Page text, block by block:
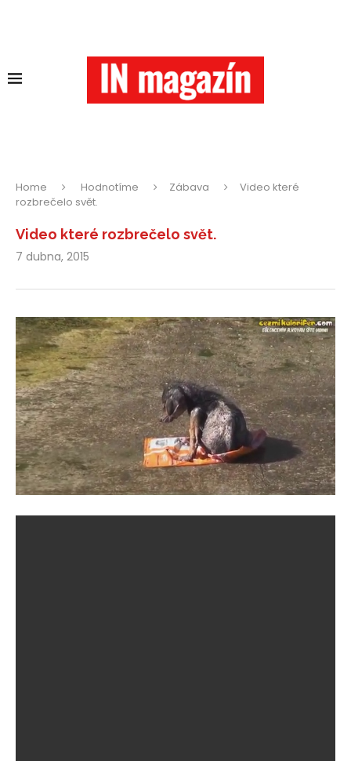
Home Hodnotíme Zábava
Video které
rozbrečelo svět.
Video které rozbrečelo svět.
7 dubna, 2015